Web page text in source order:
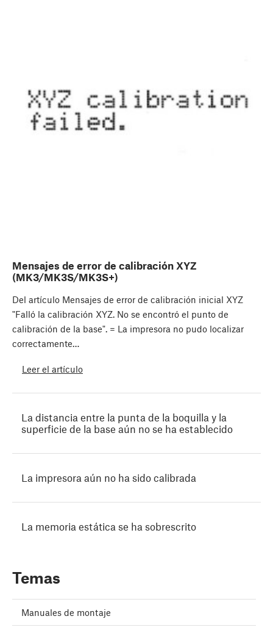
Mensajes de error de calibración XYZ
(MK3/MK3S/MK3S+)
Del artículo Mensajes de error de calibración inicial XYZ
"Falló la calibración XYZ. No se encontró el punto de
calibración de la base". = La impresora no pudo localizar
correctamente…
Leer el artículo
La distancia entre la punta de la boquilla y la
superficie de la base aún no se ha establecido
La impresora aún no ha sido calibrada
La memoria estática se ha sobrescrito
Temas
Manuales de montaje